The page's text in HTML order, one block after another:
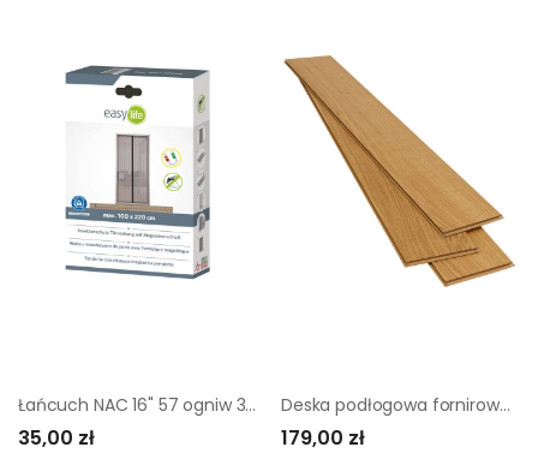
Łańcuch NAC 16" 57 ogniw 3/8" x 1,3 mm
35,00 zł
Deska podłogowa fornirowana Zip Podłoga Beskidzka Dąb Natura lakierowana 1,52 m2
179,00 zł